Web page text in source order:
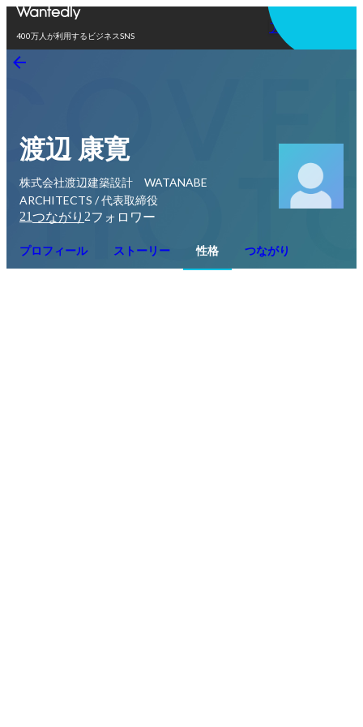
400万人が利用するビジネスSNS
アプリを使う
渡辺 康寛
株式会社渡辺建築設計 WATANABE
ARCHITECTS / 代表取締役
21つながり 2フォロワー
プロフィール ストーリー 性格 つながり